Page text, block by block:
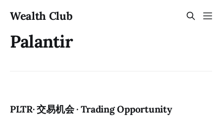
Wealth Club
Palantir
PLTR· 交易机会 · Trading Opportunity